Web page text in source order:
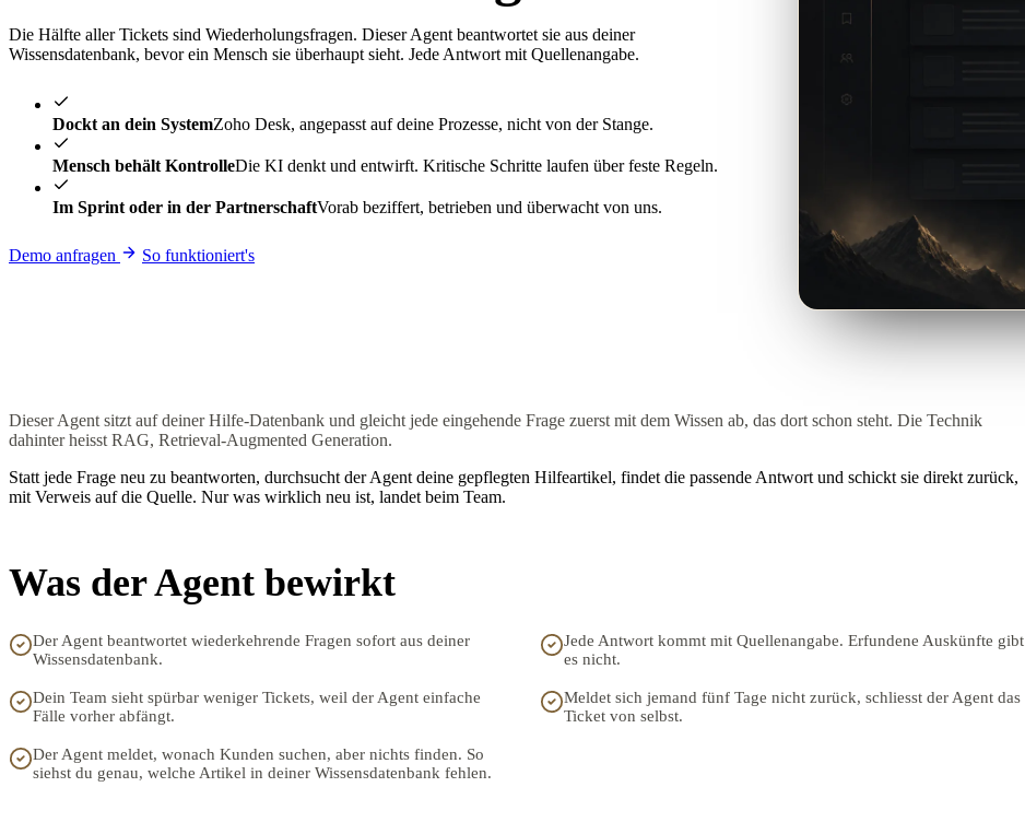
Die Hälfte aller Tickets sind Wiederholungsfragen. Dieser Agent beantwortet sie aus deiner
Wissensdatenbank, bevor ein Mensch sie überhaupt sieht. Jede Antwort mit Quellenangabe.
Dockt an dein SystemZoho Desk, angepasst auf deine Prozesse, nicht von der Stange.
Mensch behält KontrolleDie KI denkt und entwirft. Kritische Schritte laufen über feste Regeln.
Im Sprint oder in der PartnerschaftVorab beziffert, betrieben und überwacht von uns.
Demo anfragen So funktioniert's
Dieser Agent sitzt auf deiner Hilfe-Datenbank und gleicht jede eingehende Frage zuerst mit dem Wissen ab, das dort schon steht. Die Technik
dahinter heisst RAG, Retrieval-Augmented Generation.
Statt jede Frage neu zu beantworten, durchsucht der Agent deine gepflegten Hilfeartikel, findet die passende Antwort und schickt sie direkt zurück,
mit Verweis auf die Quelle. Nur was wirklich neu ist, landet beim Team.
Was der Agent bewirkt
Der Agent beantwortet wiederkehrende Fragen sofort aus deiner
Wissensdatenbank.
Jede Antwort kommt mit Quellenangabe. Erfundene Auskünfte gibt
es nicht.
Dein Team sieht spürbar weniger Tickets, weil der Agent einfache
Fälle vorher abfängt.
Meldet sich jemand fünf Tage nicht zurück, schliesst der Agent das
Ticket von selbst.
Der Agent meldet, wonach Kunden suchen, aber nichts finden. So
siehst du genau, welche Artikel in deiner Wissensdatenbank fehlen.